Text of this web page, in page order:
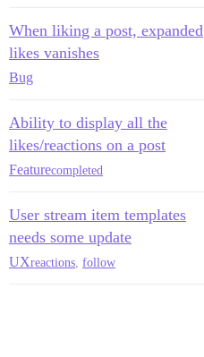
When liking a post, expanded
likes vanishes
Bug
Ability to display all the
likes/reactions on a post
Featurecompleted
User stream item templates
needs some update
UXreactions follow